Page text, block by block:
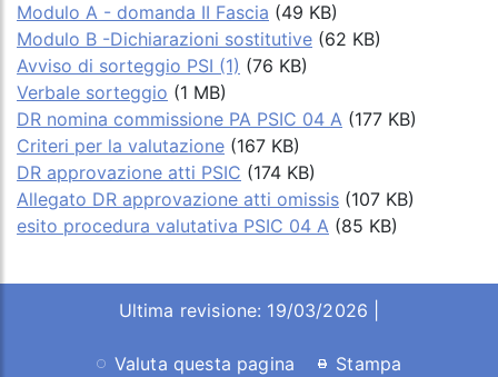
Modulo A - domanda II Fascia (49 KB)
Modulo B -Dichiarazioni sostitutive (62 KB)
Avviso di sorteggio PSI (1) (76 KB)
Verbale sorteggio (1 MB)
DR nomina commissione PA PSIC 04 A (177 KB)
Criteri per la valutazione (167 KB)
DR approvazione atti PSIC (174 KB)
Allegato DR approvazione atti omissis (107 KB)
esito procedura valutativa PSIC 04 A (85 KB)
Ultima revisione: 19/03/2026 |
Valuta questa pagina Stampa